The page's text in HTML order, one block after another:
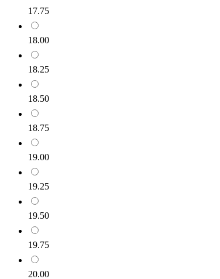
17.75
18.00
18.25
18.50
18.75
19.00
19.25
19.50
19.75
20.00